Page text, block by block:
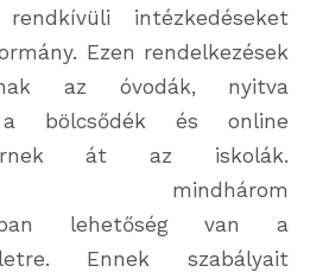
intézkedéseket
Ezen rendelkezések
az óvodák, nyitva
a bölcsődék és online
át az iskolák.
mindhárom
lehetőség van a
Ennek szabályait